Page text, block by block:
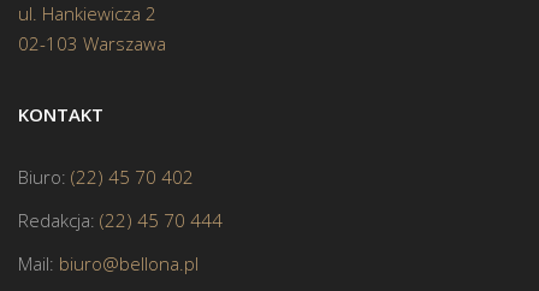
ul. Hankiewicza 2
02-103 Warszawa
KONTAKT
Biuro: (22) 45 70 402
Redakcja: (22) 45 70 444
Mail: biuro@bellona.pl